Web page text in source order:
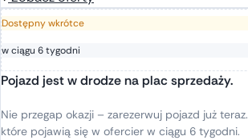
Dostępny wkrótce
w ciągu 6 tygodni
Pojazd jest w drodze na plac sprzedaży.
Nie przegap okazji – zarezerwuj pojazd już teraz.
które pojawią się w ofercier w ciągu 6 tygodni.